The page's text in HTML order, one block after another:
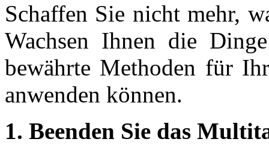
Schaffen Sie nicht mehr,
Wachsen Ihnen die
bewährte Methoden für
anwenden können.
1. Beenden Sie das